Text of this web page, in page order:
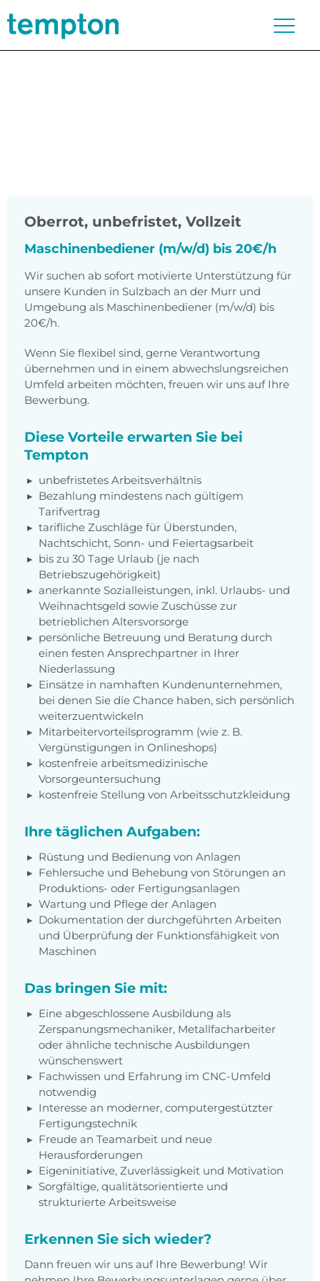
Oberrot, unbefristet, Vollzeit
Maschinenbediener (m/w/d) bis 20€/h
Wir suchen ab sofort motivierte Unterstützung für
unsere Kunden in Sulzbach an der Murr und
Umgebung als Maschinenbediener (m/w/d) bis
20€/h.
Wenn Sie flexibel sind, gerne Verantwortung
übernehmen und in einem abwechslungsreichen
Umfeld arbeiten möchten, freuen wir uns auf Ihre
Bewerbung.
Diese Vorteile erwarten Sie bei
Tempton
unbefristetes Arbeitsverhältnis
Bezahlung mindestens nach gültigem
Tarifvertrag
tarifliche Zuschläge für Überstunden,
Nachtschicht, Sonn- und Feiertagsarbeit
bis zu 30 Tage Urlaub (je nach
Betriebszugehörigkeit)
anerkannte Sozialleistungen, inkl. Urlaubs- und
Weihnachtsgeld sowie Zuschüsse zur
betrieblichen Altersvorsorge
persönliche Betreuung und Beratung durch
einen festen Ansprechpartner in Ihrer
Niederlassung
Einsätze in namhaften Kundenunternehmen,
bei denen Sie die Chance haben, sich persönlich
weiterzuentwickeln
Mitarbeitervorteilsprogramm (wie z. B.
Vergünstigungen in Onlineshops)
kostenfreie arbeitsmedizinische
Vorsorgeuntersuchung
kostenfreie Stellung von Arbeitsschutzkleidung
Ihre täglichen Aufgaben:
Rüstung und Bedienung von Anlagen
Fehlersuche und Behebung von Störungen an
Produktions- oder Fertigungsanlagen
Wartung und Pflege der Anlagen
Dokumentation der durchgeführten Arbeiten
und Überprüfung der Funktionsfähigkeit von
Maschinen
Das bringen Sie mit:
Eine abgeschlossene Ausbildung als
Zerspanungsmechaniker, Metallfacharbeiter
oder ähnliche technische Ausbildungen
wünschenswert
Fachwissen und Erfahrung im CNC-Umfeld
notwendig
Interesse an moderner, computergestützter
Fertigungstechnik
Freude an Teamarbeit und neue
Herausforderungen
Eigeninitiative, Zuverlässigkeit und Motivation
Sorgfältige, qualitätsorientierte und
strukturierte Arbeitsweise
Erkennen Sie sich wieder?
Dann freuen wir uns auf Ihre Bewerbung! Wir